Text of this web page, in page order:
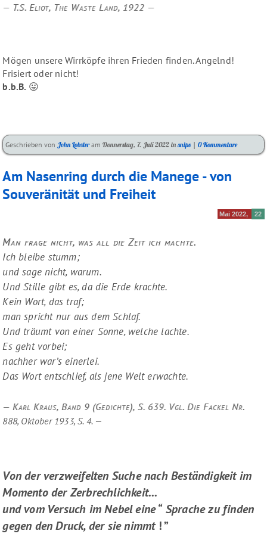
T.S. Eliot, The Waste Land, 1922
Mögen unsere Wirrköpfe ihren Frieden finden. Angelnd!
Frisiert oder nicht!
b.b.B. 😛
Geschrieben vonJohn LobsteramDonnerstag, 7. Juli 2022 inKategorien:
snips |0 Kommentare
Am Nasenring durch die Manege - von
Souveränität und Freiheit
Mai 2022 22
Man frage nicht, was all die Zeit ich machte.
Ich bleibe stumm;
und sage nicht, warum.
Und Stille gibt es, da die Erde krachte.
Kein Wort, das traf;
man spricht nur aus dem Schlaf.
Und träumt von einer Sonne, welche lachte.
Es geht vorbei;
nachher war’s einerlei.
Das Wort entschlief, als jene Welt erwachte.
Karl Kraus, Band 9 (Gedichte), S. 639. Vgl. Die Fackel Nr.
888, Oktober 1933, S. 4.
Von der verzweifelten Suche nach Beständigkeit im
Momento der Zerbrechlichkeit...
und vom Versuch im Nebel eine “ Sprache zu finden
gegen den Druck, der sie nimmt! ”